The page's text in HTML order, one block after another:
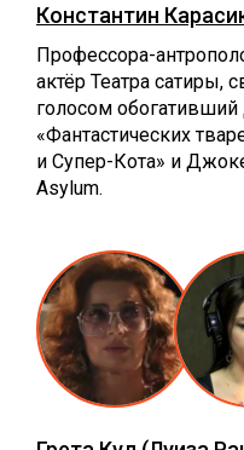
Константин
Профессора-
актёр Театра
голосом
«Фантастических
и Супер-Кота» и
Asylum.